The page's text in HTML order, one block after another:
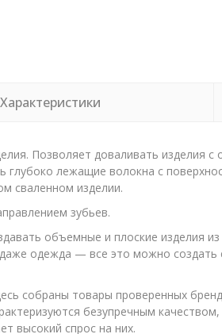
Характеристики
Позволяет доваливать изделия
лежащие волокна с
сваленном изделии.
зубьев.
объемные и плоские изделия
одежда — все это можно
собраны товары проверенных
безупречным
высокий спрос на них.